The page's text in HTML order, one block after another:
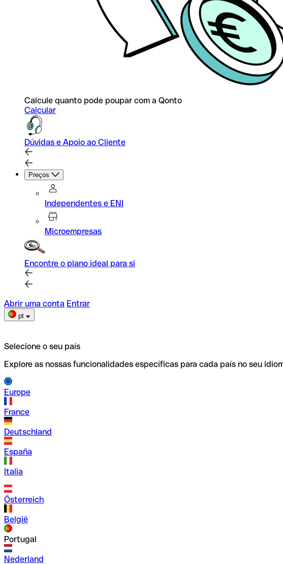
Calcule quanto pode poupar com a Qonto
Calcular
Dúvidas e Apoio ao Cliente
Preços
Independentes e ENI
Microempresas
Encontre o plano ideal para si
Abrir uma conta Entrar
pt
Selecione o seu país
Explore as nossas funcionalidades específicas para cada país no seu
Europe
France
Deutschland
España
Italia
Österreich
België
Portugal
Nederland